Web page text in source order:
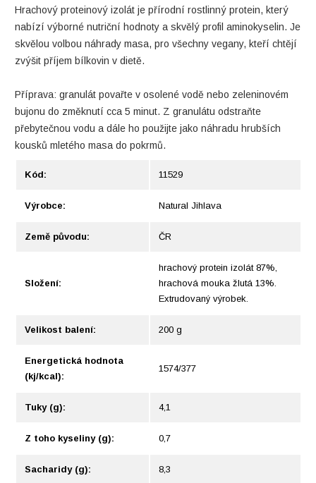
Hrachový proteinový izolát je přírodní rostlinný protein, který
nabízí výborné nutriční hodnoty a skvělý profil aminokyselin. Je
skvělou volbou náhrady masa, pro všechny vegany, kteří chtějí
zvýšit příjem bílkovin v dietě.
Příprava: granulát povařte v osolené vodě nebo zeleninovém
bujonu do změknutí cca 5 minut. Z granulátu odstraňte
přebytečnou vodu a dále ho použijte jako náhradu hrubších
kousků mletého masa do pokrmů.
Kód: 11529
Výrobce: Natural Jihlava
Země původu: ČR
Složení:
hrachový protein izolát 87%,
hrachová mouka žlutá 13%.
Extrudovaný výrobek.
Velikost balení: 200 g
Energetická hodnota
(kj/kcal):
1574/377
Tuky (g): 4,1
Z toho kyseliny (g): 0,7
Sacharidy (g): 8,3